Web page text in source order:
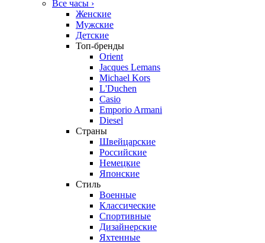
Все часы ›
Женские
Мужские
Детские
Топ-бренды
Orient
Jacques Lemans
Michael Kors
L'Duchen
Casio
Emporio Armani
Diesel
Страны
Швейцарские
Российские
Немецкие
Японские
Стиль
Военные
Классические
Спортивные
Дизайнерские
Яхтенные